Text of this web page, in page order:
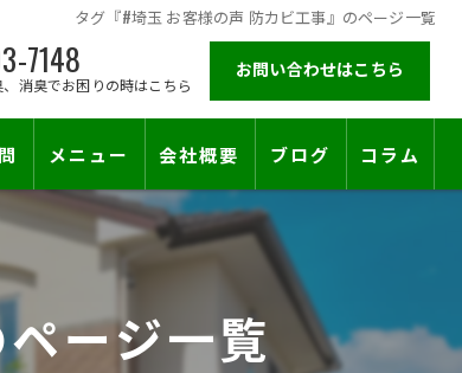
タグ『#埼玉 お客様の声 防カビ工事』のページ一覧
7148
消臭でお困りの時はこちら
お問い合わせはこちら
メニュー 会社概要
施工対応エリア
ブログ コラム
ージ一覧